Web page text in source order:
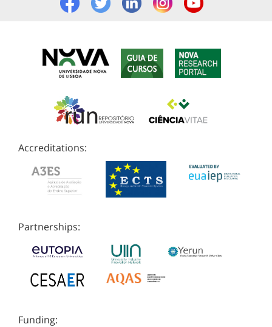
Accreditations:
Partnerships:
Funding: